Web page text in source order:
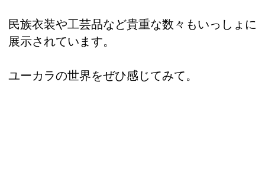
民族衣装や工芸品など貴重な数々もいっしょに
展示されています。
ユーカラの世界をぜひ感じてみて。